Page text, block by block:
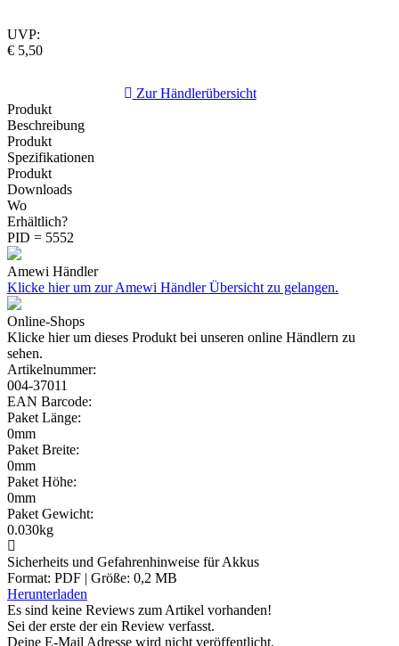
UVP:
€ 5,50
Zur Händlerübersicht
Produkt
Beschreibung
Produkt
Spezifikationen
Produkt
Downloads
Wo
Erhältlich?
PID = 5552
Amewi Händler
Klicke hier um zur Amewi Händler Übersicht zu gelangen.
Online-Shops
Klicke hier um dieses Produkt bei unseren online Händlern zu
sehen.
Artikelnummer:
004-37011
EAN Barcode:
Paket Länge:
0mm
Paket Breite:
0mm
Paket Höhe:
0mm
Paket Gewicht:
0.030kg
Sicherheits und Gefahrenhinweise für Akkus
Format: PDF | Größe: 0,2 MB
Herunterladen
Es sind keine Reviews zum Artikel vorhanden!
Sei der erste der ein Review verfasst.
Deine E-Mail Adresse wird nicht veröffentlicht.